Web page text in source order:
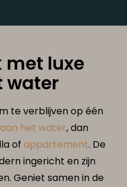
luxe
water
te verblijven op één
aan het water, dan
ofappartement. De
ingericht en zijn
Geniet samen in de